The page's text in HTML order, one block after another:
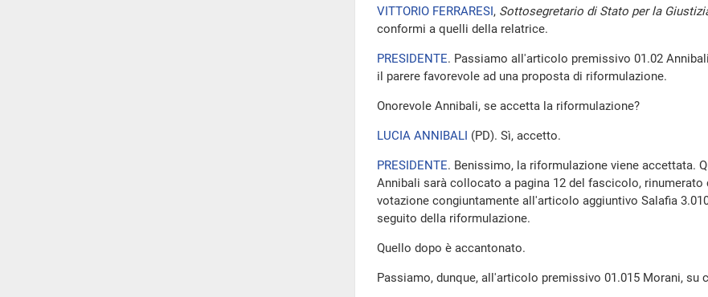
VITTORIO FERRARESI, Sottosegretario di Stato per la
conformi a quelli della relatrice.
PRESIDENTE. Passiamo all'articolo premissivo 01.02
il parere favorevole ad una proposta di riformulazione.
Onorevole Annibali, se accetta la riformulazione?
LUCIA ANNIBALI (PD). Sì, accetto.
PRESIDENTE. Benissimo, la riformulazione viene accettata.
Annibali sarà collocato a pagina 12 del fascicolo, rinumerato
votazione congiuntamente all'articolo aggiuntivo Salafia
seguito della riformulazione.
Quello dopo è accantonato.
Passiamo, dunque, all'articolo premissivo 01.015 Morani, su